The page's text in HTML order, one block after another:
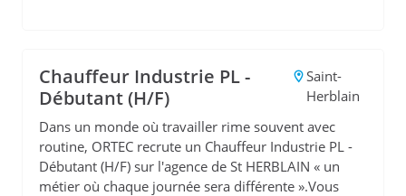
Chauffeur Industrie PL -
Débutant (H/F)
Saint-
Herblain
Dans un monde où travailler rime souvent avec
routine, ORTEC recrute un Chauffeur Industrie PL -
Débutant (H/F) sur l'agence de St HERBLAIN « un
métier où chaque journée sera différente ».Vous